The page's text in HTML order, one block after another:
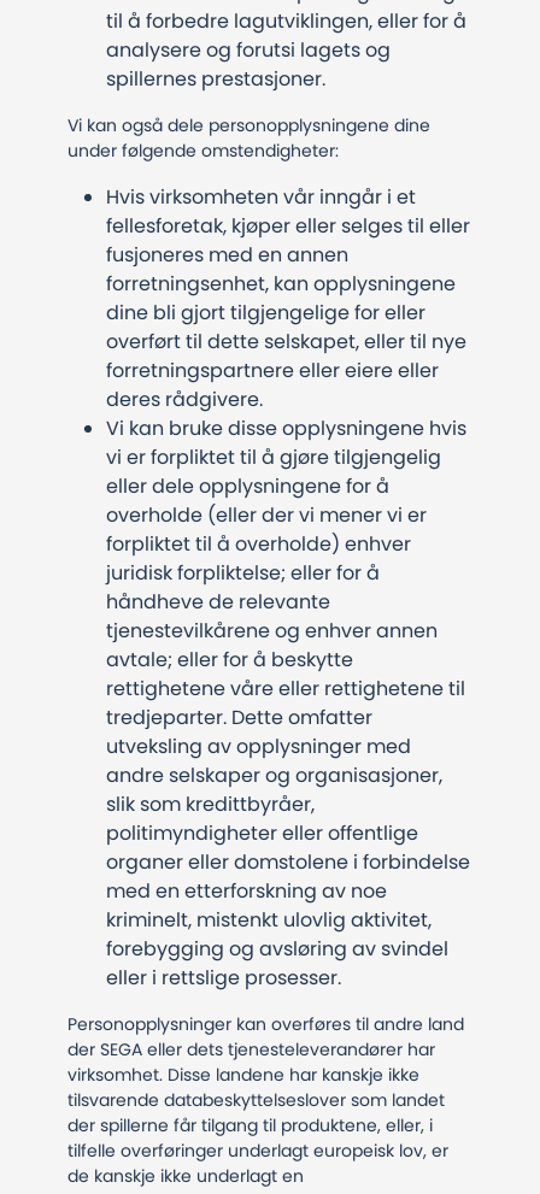
til å forbedre lagutviklingen, eller for å
analysere og forutsi lagets og
spillernes prestasjoner.
Vi kan også dele personopplysningene dine
under følgende omstendigheter:
Hvis virksomheten vår inngår i et
fellesforetak, kjøper eller selges til eller
fusjoneres med en annen
forretningsenhet, kan opplysningene
dine bli gjort tilgjengelige for eller
overført til dette selskapet, eller til nye
forretningspartnere eller eiere eller
deres rådgivere.
Vi kan bruke disse opplysningene hvis
vi er forpliktet til å gjøre tilgjengelig
eller dele opplysningene for å
overholde (eller der vi mener vi er
forpliktet til å overholde) enhver
juridisk forpliktelse; eller for å
håndheve de relevante
tjenestevilkårene og enhver annen
avtale; eller for å beskytte
rettighetene våre eller rettighetene til
tredjeparter. Dette omfatter
utveksling av opplysninger med
andre selskaper og organisasjoner,
slik som kredittbyråer,
politimyndigheter eller offentlige
organer eller domstolene i forbindelse
med en etterforskning av noe
kriminelt, mistenkt ulovlig aktivitet,
forebygging og avsløring av svindel
eller i rettslige prosesser.
Personopplysninger kan overføres til andre land
der SEGA eller dets tjenesteleverandører har
virksomhet. Disse landene har kanskje ikke
tilsvarende databeskyttelseslover som landet
der spillerne får tilgang til produktene, eller, i
tilfelle overføringer underlagt europeisk lov, er
de kanskje ikke underlagt en